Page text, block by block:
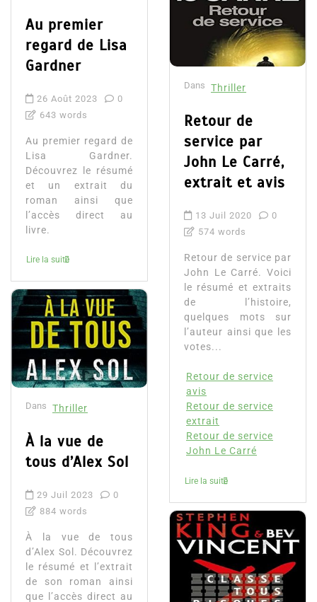
Au premier
regard de Lisa
Gardner
26 Août 2023
0
643 words
Au premier regard de
Lisa Gardner.
Découvrez le résumé
et un extrait du
roman ainsi que
l’accès direct au
livre.
Lire la suite
Dans Thriller
À la vue de
tous d’Alex Sol
29 Juil 2023
0
884 words
À la vue de tous
d’Alex Sol. Découvrez
le résumé et l’extrait
de son roman ainsi
que l’accès direct au
Dans Thriller
Retour de
service par
John Le Carré,
extrait et avis
13 Juil 2020
0
574 words
Retour de service par
John Le Carré. Voici
le résumé et extraits
de l’histoire,
quelques mots sur
l’auteur ainsi que les
votes...
Retour de service
avis
Retour de service
extrait
Retour de service
John Le Carré
Lire la suite